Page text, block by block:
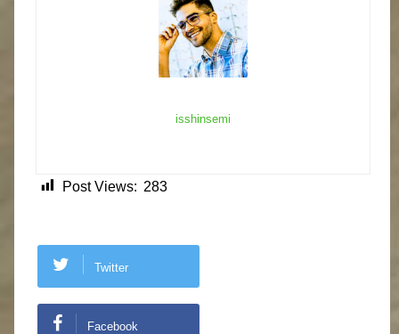
isshinsemi
Post Views: 283
Twitter
Facebook